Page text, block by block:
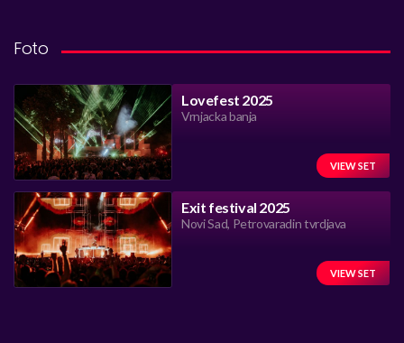
Foto
Lovefest 2025
Vrnjacka banja
VIEW SET
Exit festival 2025
Novi Sad, Petrovaradin tvrdjava
VIEW SET